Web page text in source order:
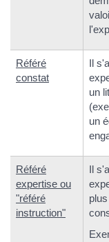
Référé
constat
Il
un
un
Référé
expertise ou
"référé
instruction"
Il